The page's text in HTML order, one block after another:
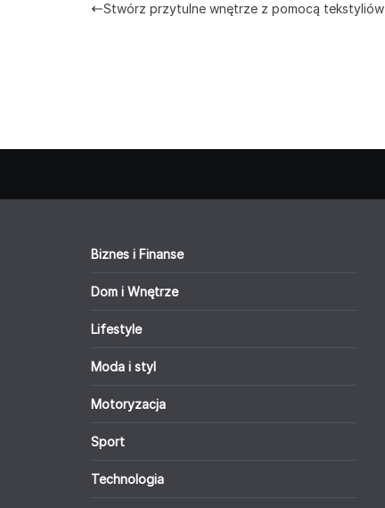
Stwórz przytulne wnętrze z pomocą tekstyliów
Biznes i Finanse
Dom i Wnętrze
Lifestyle
Moda i styl
Motoryzacja
Sport
Technologia